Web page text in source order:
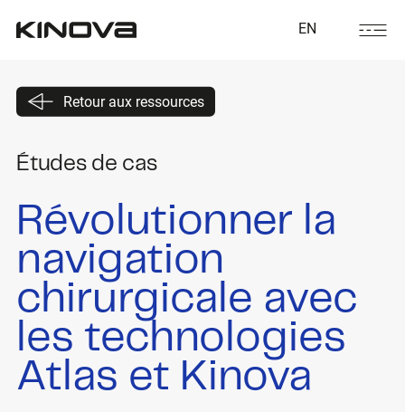
EN
Retour aux ressources
Études de cas
Révolutionner la
navigation
chirurgicale avec
les technologies
Atlas et Kinova